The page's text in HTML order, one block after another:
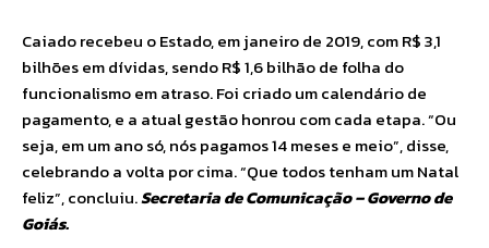
Caiado recebeu o Estado, em janeiro de 2019, com R$ 3,1
bilhões em dívidas, sendo R$ 1,6 bilhão de folha do
funcionalismo em atraso. Foi criado um calendário de
pagamento, e a atual gestão honrou com cada etapa. “Ou
seja, em um ano só, nós pagamos 14 meses e meio”, disse,
celebrando a volta por cima. “Que todos tenham um Natal
feliz”, concluiu.Secretaria de Comunicação – Governo de
Goiás.